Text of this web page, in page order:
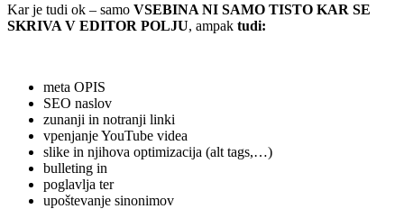
Kar je tudi ok – samo VSEBINA NI SAMO TISTO KAR SE
SKRIVA V EDITOR POLJU, ampak tudi:
meta OPIS
SEO naslov
zunanji in notranji linki
vpenjanje YouTube videa
slike in njihova optimizacija (alt tags,…)
bulleting in
poglavlja ter
upoštevanje sinonimov